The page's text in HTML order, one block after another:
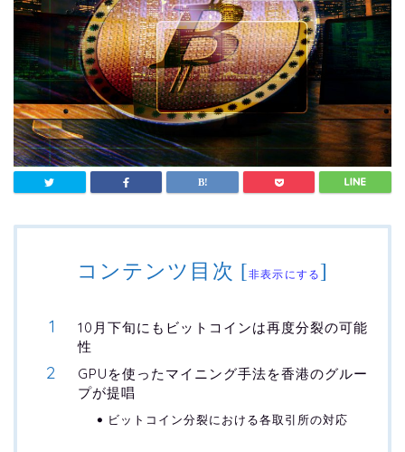
コンテンツ目次 [非表示にする ]
10月下旬にもビットコインは再度分裂の可能
性
GPUを使ったマイニング手法を香港のグルー
プが提唱
ビットコイン分裂における各取引所の対応